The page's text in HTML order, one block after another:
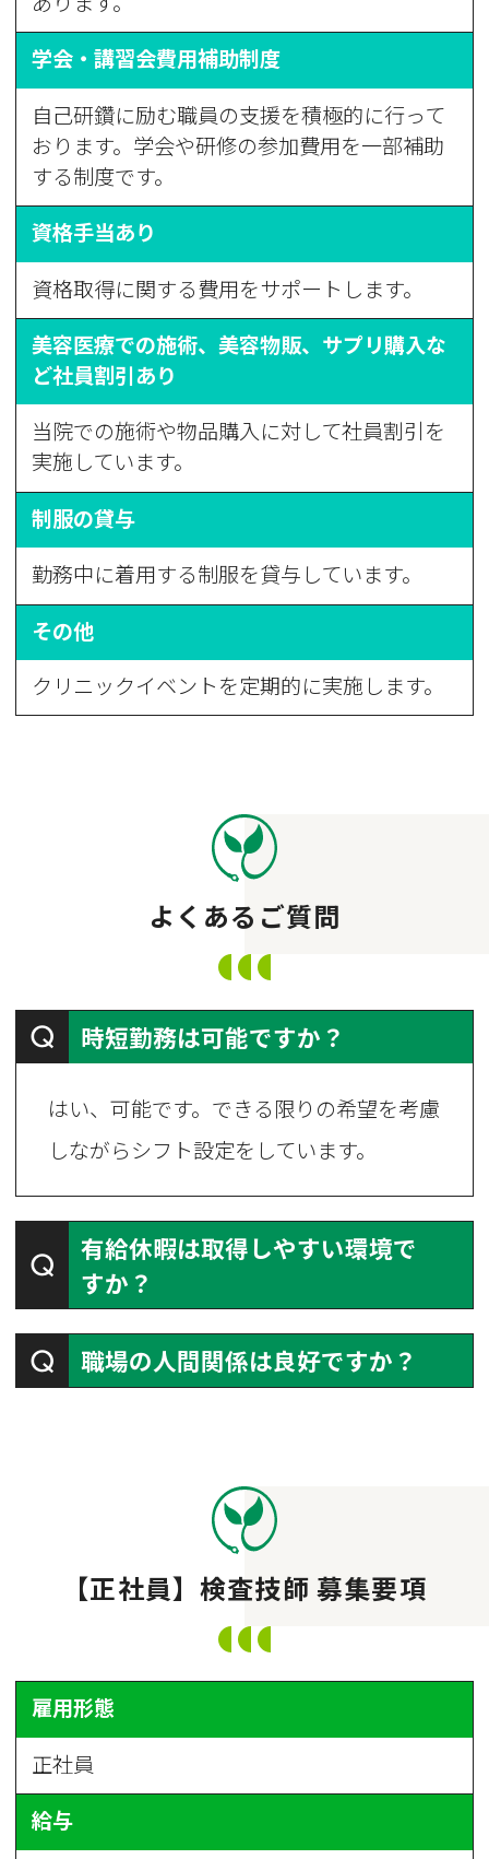
学会・講習会費用補助制度
自己研鑽に励む職員の支援を積極的に行って
おります。学会や研修の参加費用を一部補助
する制度です。
資格手当あり
資格取得に関する費用をサポートします。
美容医療での施術、美容物販、サプリ購入な
ど社員割引あり
当院での施術や物品購入に対して社員割引を
実施しています。
制服の貸与
勤務中に着用する制服を貸与しています。
その他
クリニックイベントを定期的に実施します。
よくあるご質問
Q 時短勤務は可能ですか？
はい、可能です。できる限りの希望を考慮
しながらシフト設定をしています。
Q
有給休暇は取得しやすい環境で
すか？
Q 職場の人間関係は良好ですか？
【正社員】検査技師 募集要項
雇用形態
正社員
給与